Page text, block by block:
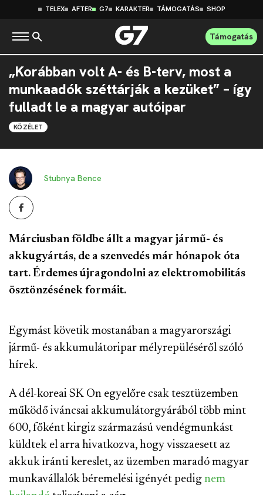
TELEX AFTER G7 KARAKTER TÁMOGATÁS SHOP
Támogatás
„Korábban volt A- és B-terv, most a
munkaadók széttárják a kezüket” – így
fulladt le a magyar autóipar
KÖZÉLET
Stubnya Bence
Márciusban földbe állt a magyar jármű- és
akkugyártás, de a szenvedés már hónapok óta
tart. Érdemes újragondolni az elektromobilitás
ösztönzésének formáit.
Egymást követik mostanában a magyarországi
jármű- és akkumulátoripar mélyrepüléséről szóló
hírek.
A dél-koreai SK On egyelőre csak tesztüzemben
működő iváncsai akkumulátorgyárából több mint
600, főként kirgiz származású vendégmunkást
küldtek el arra hivatkozva, hogy visszaesett az
akkuk iránti kereslet, az üzemben maradó magyar
munkavállalók béremelési igényét pedig nem